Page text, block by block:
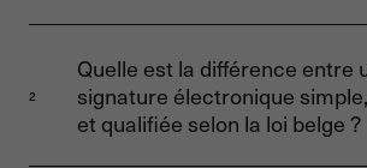
Oui, la signature électronique est
aux lois belges en vigueur. En
régie par le règlement européen
(Electronic Identification,
Trust Services), qui établit un
pour les signatures électroniques
2
Quelle est la différence entre
signature électronique
et qualifiée selon la loi belge ?